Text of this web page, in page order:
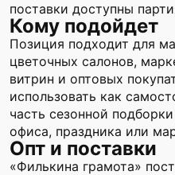
поставки доступны
Кому подойдет
Позиция подходит для
цветочных салонов,
витрин и оптовых
использовать как
часть сезонной
офиса, праздника или
Опт и поставки
«Филькина грамота»